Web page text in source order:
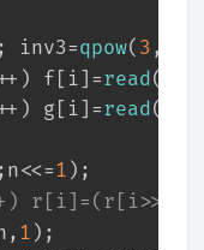
inv3=qpow( 3 ,mod
f[i]=read ();
g[i]=read
1 );
1